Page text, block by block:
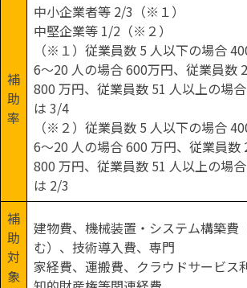
補
助
率
中小企業者等 2/3（※１）
中堅企業等 1/2（※２）
（※１）従業員数 5 人以下の場合
6～20 人の場合 600万円、従業員数
800 万円、従業員数 51 人以上の場
は 3/4
（※２）従業員数 5 人以下の場合
6～20 人の場合 600 万円、従業員数
800 万円、従業員数 51 人以上の場
は 2/3
補
助
対
象
建物費、機械装置・システム構築費
む）、技術導入費、専門
家経費、運搬費、クラウドサービス